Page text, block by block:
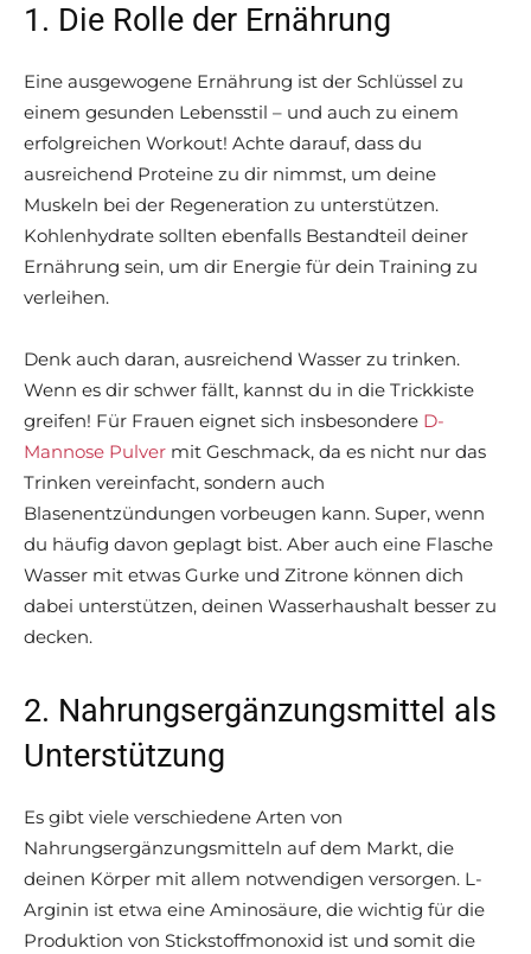
1. Die Rolle der Ernährung
Eine ausgewogene Ernährung ist der Schlüssel zu
einem gesunden Lebensstil – und auch zu einem
erfolgreichen Workout! Achte darauf, dass du
ausreichend Proteine zu dir nimmst, um deine
Muskeln bei der Regeneration zu unterstützen.
Kohlenhydrate sollten ebenfalls Bestandteil deiner
Ernährung sein, um dir Energie für dein Training zu
verleihen.
Denk auch daran, ausreichend Wasser zu trinken.
Wenn es dir schwer fällt, kannst du in die Trickkiste
greifen! Für Frauen eignet sich insbesondere D-
Mannose Pulver mit Geschmack, da es nicht nur das
Trinken vereinfacht, sondern auch
Blasenentzündungen vorbeugen kann. Super, wenn
du häufig davon geplagt bist. Aber auch eine Flasche
Wasser mit etwas Gurke und Zitrone können dich
dabei unterstützen, deinen Wasserhaushalt besser zu
decken.
2. Nahrungsergänzungsmittel als
Unterstützung
Es gibt viele verschiedene Arten von
Nahrungsergänzungsmitteln auf dem Markt, die
deinen Körper mit allem notwendigen versorgen. L-
Arginin ist etwa eine Aminosäure, die wichtig für die
Produktion von Stickstoffmonoxid ist und somit die